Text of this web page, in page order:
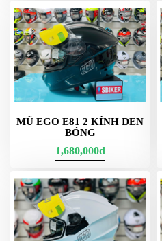
KẸP
ĐIỆN
THOẠI
XE
MÁY
PHỤ
KIỆN
PHƯỢT
PHỤ
KIỆN
MBIKER
HCM
MŨ EGO E81 2 KÍNH ĐEN
BÓNG
1,680,000đ